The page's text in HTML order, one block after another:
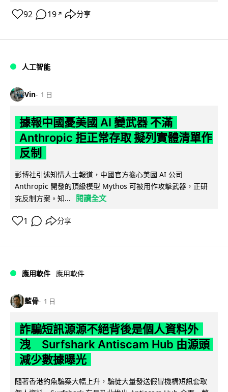
92 19 ↗ 分享
人工智能
Vin 1 日
據報中國憂美國 AI 變武器 不滿
Anthropic 拒正常存取 擬列實體清單作
反制
彭博社引述知情人士報道，中國官方擔心美國 AI 公司
Anthropic 開發的頂級模型 Mythos 可被用作攻擊武器，正研
究反制方案。知...
閱讀全文
1 分享
應用軟件 應用軟件
藍骨 1 日
詐騙短訊源源不絕背後是個人資料外
洩 Surfshark Antiscam Hub 由源頭
減少數據曝光
隨著香港釣魚騙案大幅上升，騙徒大量發送假冒機構短訊套取